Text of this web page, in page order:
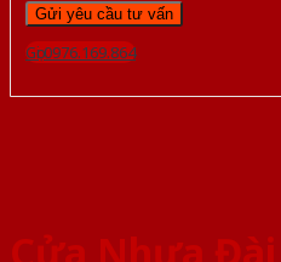
Gọi 0976.169.864
Cửa Nhựa Đài